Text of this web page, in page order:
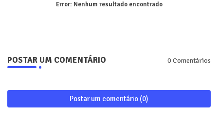
Error: Nenhum resultado encontrado
POSTAR UM COMENTÁRIO 0 Comentários
Postar um comentário (0)